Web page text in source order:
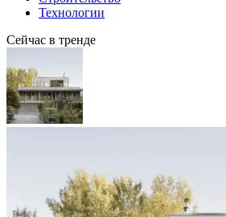
Технологии
Сейчас в тренде